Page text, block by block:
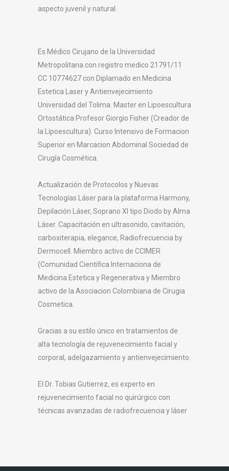
aspecto juvenil y natural.
Es Médico Cirujano de la Universidad
Metropolitana con registro medico 21791/11
CC 10774627 con Diplamado en Medicina
Estetica Laser y Antienvejecimiento
Universidad del Tolima. Master en Lipoescultura
Ortostática Profesor Giorgio Fisher (Creador de
la Lipoescultura). Curso Intensivo de Formacion
Superior en Marcacion Abdominal Sociedad de
Cirugía Cosmética.
Actualización de Protocolos y Nuevas
Tecnologías Láser para la plataforma Harmony,
Depilación Láser, Soprano Xl tipo Diodo by Alma
Láser. Capacitación en ultrasonido, cavitación,
carboxiterapia, elegance, Radiofrecuencia by
Dermocell. Miembro activo de CCIMER
(Comunidad Cientifica Internaciona de
Medicina Estetica y Regenerativa y Miembro
activo de la Asociacion Colombiana de Cirugia
Cosmetica.
Gracias a su estilo único en tratamientos de
alta tecnología de rejuvenecimiento facial y
corporal, adelgazamiento y antienvejecimiento.
El Dr. Tobias Gutierrez, es experto en
rejuvenecimiento facial no quirúrgico con
técnicas avanzadas de radiofrecuencia y láser